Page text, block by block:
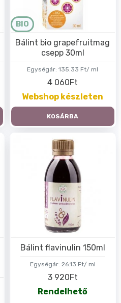
BIO
Egységár: 135.33 Ft/ ml
Bálint bio grapefruitmag
csepp 30ml
4 060Ft
Webshop készleten
KOSÁRBA
Egységár: 26.13 Ft/ ml
Bálint flavinulin 150ml
3 920Ft
Rendelhető